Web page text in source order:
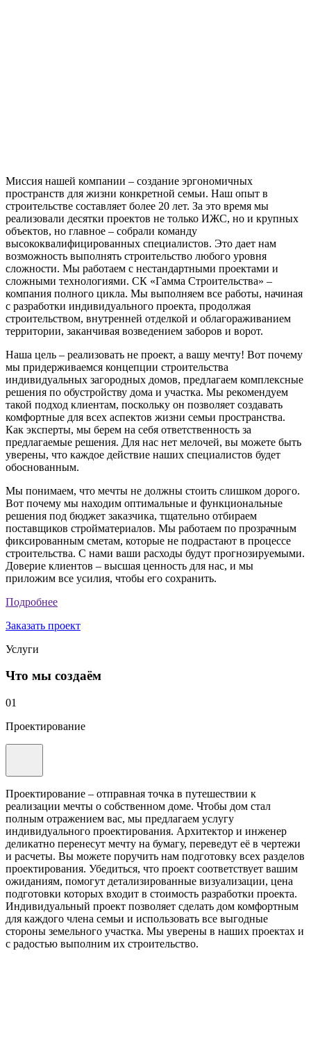
Миссия нашей компании – создание эргономичных
пространств для жизни конкретной семьи. Наш опыт в
строительстве составляет более 20 лет. За это время мы
реализовали десятки проектов не только ИЖС, но и крупных
объектов, но главное – собрали команду
высококвалифицированных специалистов. Это дает нам
возможность выполнять строительство любого уровня
сложности. Мы работаем с нестандартными проектами и
сложными технологиями. СК «Гамма Строительства» –
компания полного цикла. Мы выполняем все работы, начиная
с разработки индивидуального проекта, продолжая
строительством, внутренней отделкой и облагораживанием
территории, заканчивая возведением заборов и ворот.
Наша цель – реализовать не проект, а вашу мечту! Вот почему
мы придерживаемся концепции строительства
индивидуальных загородных домов, предлагаем комплексные
решения по обустройству дома и участка. Мы рекомендуем
такой подход клиентам, поскольку он позволяет создавать
комфортные для всех аспектов жизни семьи пространства.
Как эксперты, мы берем на себя ответственность за
предлагаемые решения. Для нас нет мелочей, вы можете быть
уверены, что каждое действие наших специалистов будет
обоснованным.
Мы понимаем, что мечты не должны стоить слишком дорого.
Вот почему мы находим оптимальные и функциональные
решения под бюджет заказчика, тщательно отбираем
поставщиков стройматериалов. Мы работаем по прозрачным
фиксированным сметам, которые не подрастают в процессе
строительства. С нами ваши расходы будут прогнозируемыми.
Доверие клиентов – высшая ценность для нас, и мы
приложим все усилия, чтобы его сохранить.
Подробнее
Заказать проект
Услуги
Что мы создаём
01
Проектирование
Проектирование – отправная точка в путешествии к
реализации мечты о собственном доме. Чтобы дом стал
полным отражением вас, мы предлагаем услугу
индивидуального проектирования. Архитектор и инженер
деликатно перенесут мечту на бумагу, переведут её в чертежи
и расчеты. Вы можете поручить нам подготовку всех разделов
проектирования. Убедиться, что проект соответствует вашим
ожиданиям, помогут детализированные визуализации, цена
подготовки которых входит в стоимость разработки проекта.
Индивидуальный проект позволяет сделать дом комфортным
для каждого члена семьи и использовать все выгодные
стороны земельного участка. Мы уверены в наших проектах и
с радостью выполним их строительство.